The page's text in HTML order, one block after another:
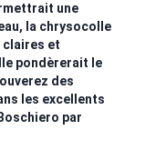
une
la chrysocolle
et
pondèrerait le
des
les excellents
par